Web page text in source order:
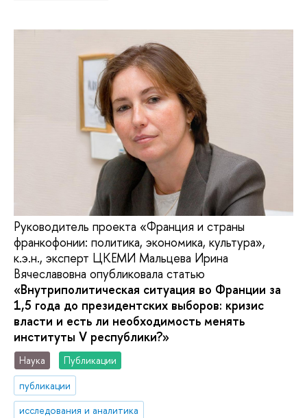
Руководитель проекта «Франция и страны
франкофонии: политика, экономика, культура»,
к.э.н., эксперт ЦКЕМИ Мальцева Ирина
Вячеславовна опубликовала статью
«Внутриполитическая ситуация во Франции за
1,5 года до президентских выборов: кризис
власти и есть ли необходимость менять
институты V республики?»
Наука
Публикации
публикации
исследования и аналитика